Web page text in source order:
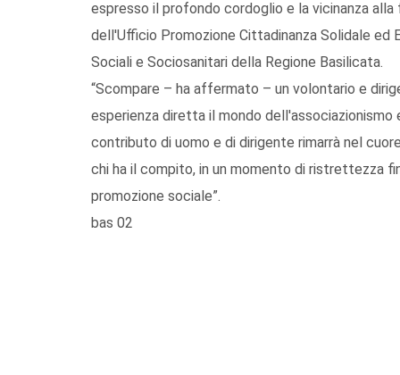
espresso il profondo cordoglio e la vicinanza
dell'Ufficio Promozione Cittadinanza Solidale ed
Sociali e Sociosanitari della Regione Basilicata.
“Scompare – ha affermato – un volontario e
esperienza diretta il mondo
contributo di uomo e di dirigente rimarrà nel
chi ha il compito, in un momento di ristrettezza
promozione sociale”.
bas 02